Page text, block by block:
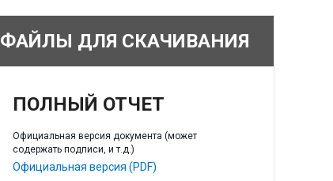
ФАЙЛЫ ДЛЯ СКАЧИВАНИЯ
ПОЛНЫЙ ОТЧЕТ
Официальная версия документа (может
содержать подписи, и т.д.)
Официальная версия (PDF)